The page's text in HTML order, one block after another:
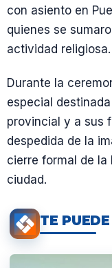
con asiento en
quienes se
actividad religiosa.
Durante la
especial
provincial y a sus
despedida de la
cierre formal de la
ciudad.
TE